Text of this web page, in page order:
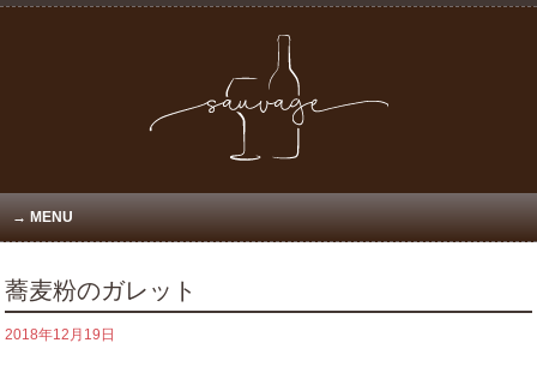
MENU
蕎麦粉のガレット
2018年12月19日